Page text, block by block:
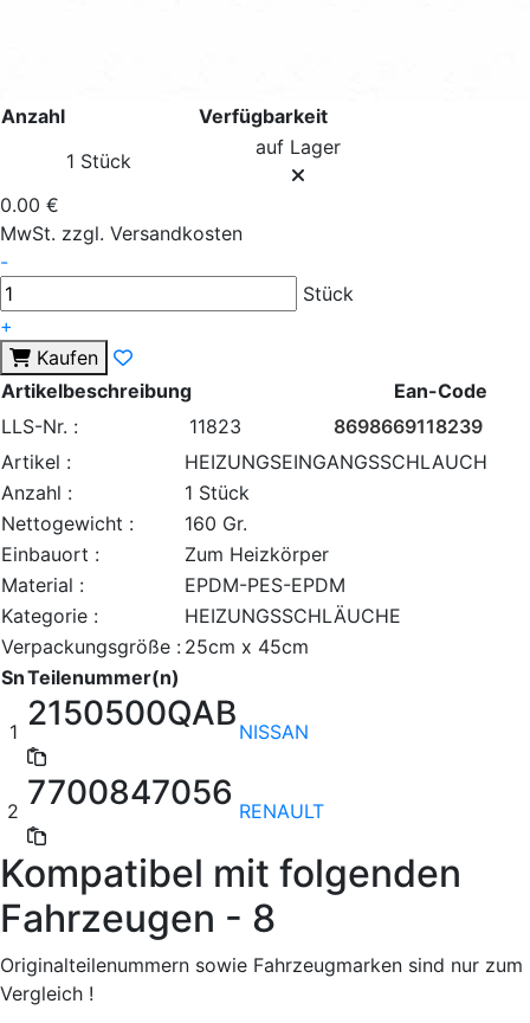
Anzahl
Verfügbarkeit
1 Stück
auf Lager
0.00 €
MwSt. zzgl. Versandkosten
-
Stück
+
Kaufen
Artikelbeschreibung
Ean-Code
LLS-Nr. :
11823
8698669118239
Artikel :
HEIZUNGSEINGANGSSCHLAUCH
Anzahl :
1 Stück
Nettogewicht :
160 Gr.
Einbauort :
Zum Heizkörper
Material :
EPDM-PES-EPDM
Kategorie :
HEIZUNGSSCHLÄUCHE
Verpackungsgröße : 25cm x 45cm
SnTeilenummer(n)
1 2150500QAB NISSAN
2 7700847056 RENAULT
Kompatibel mit folgenden
Fahrzeugen - 8
Originalteilenummern sowie Fahrzeugmarken sind nur zum
Vergleich !